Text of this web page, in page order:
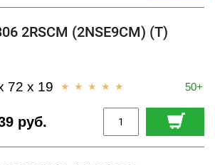
2RSCM (2NSE9CM) (T)
50+
руб.
72 x 19